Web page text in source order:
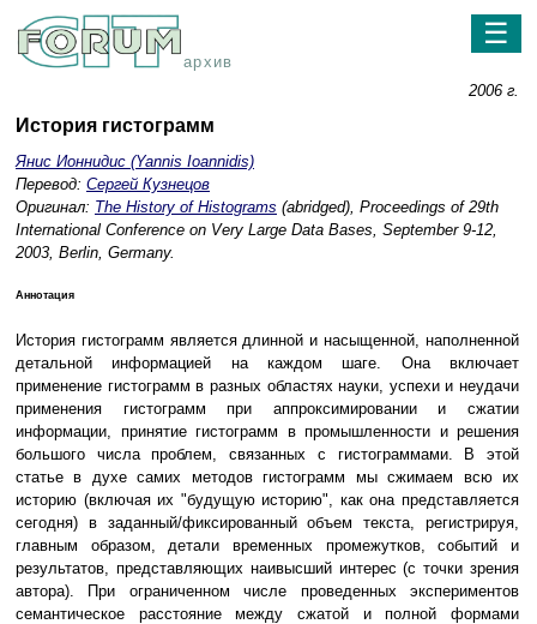
архив
☰
2006 г.
История гистограмм
Янис Ионнидис (Yannis Ioannidis)
Перевод: Сергей Кузнецов
Оригинал: The History of Histograms (abridged), Proceedings of 29th
International Conference on Very Large Data Bases, September 9-12,
2003, Berlin, Germany.
Аннотация
История гистограмм является длинной и насыщенной, наполненной
детальной информацией на каждом шаге. Она включает
применение гистограмм в разных областях науки, успехи и неудачи
применения гистограмм при аппроксимировании и сжатии
информации, принятие гистограмм в промышленности и решения
большого числа проблем, связанных с гистограммами. В этой
статье в духе самих методов гистограмм мы сжимаем всю их
историю (включая их "будущую историю", как она представляется
сегодня) в заданный/фиксированный объем текста, регистрируя,
главным образом, детали временных промежутков, событий и
результатов, представляющих наивысший интерес (с точки зрения
автора). При ограниченном числе проведенных экспериментов
семантическое расстояние между сжатой и полной формами